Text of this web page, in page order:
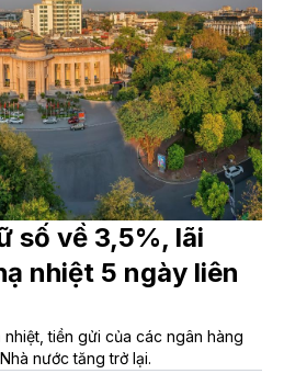
số về 3,5%, lãi
nhiệt 5 ngày liên
tiền gửi của các ngân hàng
nước tăng trở lại.